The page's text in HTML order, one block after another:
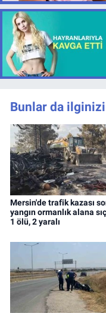
Bunlar da
Mersin'de trafik kazası
yangın ormanlık alana
1 ölü, 2 yaralı